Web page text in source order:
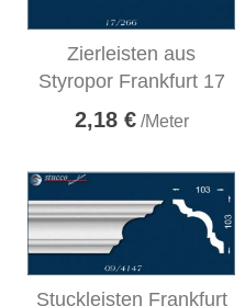
Zierleisten aus
Styropor Frankfurt 17
2,18 €/Meter
Stuckleisten Frankfurt